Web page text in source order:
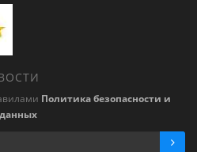
Политика безопасности и